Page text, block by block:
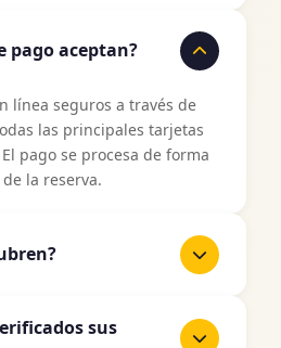
arriba, ingresa tu
y destino, selecciona fecha
tu tipo de vehículo
una cotización de precio
confirmar tu reserva.
pago aceptan?
línea seguros a través de
las principales tarjetas
pago se procesa de forma
la reserva.
Gothenburg,
sus